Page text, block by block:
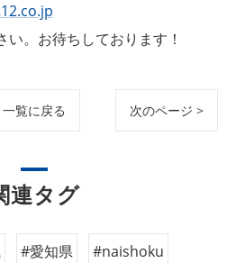
。お待ちしております！
一覧に戻る 次のページ >
連タグ
#愛知県 #naishoku